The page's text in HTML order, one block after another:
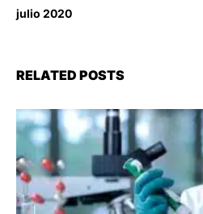
julio 2020
RELATED POSTS